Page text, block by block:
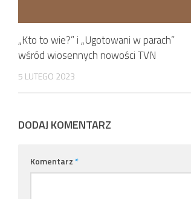
„Kto to wie?” i „Ugotowani w parach”
wśród wiosennych nowości TVN
5 LUTEGO 2023
DODAJ KOMENTARZ
Komentarz*